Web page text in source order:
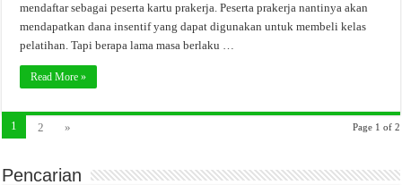
mendaftar sebagai peserta kartu prakerja. Peserta prakerja nantinya akan
mendapatkan dana insentif yang dapat digunakan untuk membeli kelas
pelatihan. Tapi berapa lama masa berlaku …
Read More »
Page 1 of 2
1 2 »
Pencarian